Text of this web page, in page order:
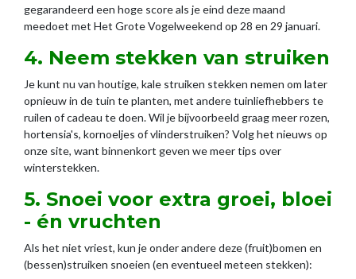
gegarandeerd een hoge score als je eind deze maand
meedoet met Het Grote Vogelweekend op 28 en 29 januari.
4. Neem stekken van struiken
Je kunt nu van houtige, kale struiken stekken nemen om later
opnieuw in de tuin te planten, met andere tuinliefhebbers te
ruilen of cadeau te doen. Wil je bijvoorbeeld graag meer rozen,
hortensia's, kornoeljes of vlinderstruiken? Volg het nieuws op
onze site, want binnenkort geven we meer tips over
winterstekken.
5. Snoei voor extra groei, bloei
- én vruchten
Als het niet vriest, kun je onder andere deze (fruit)bomen en
(bessen)struiken snoeien (en eventueel meteen stekken):